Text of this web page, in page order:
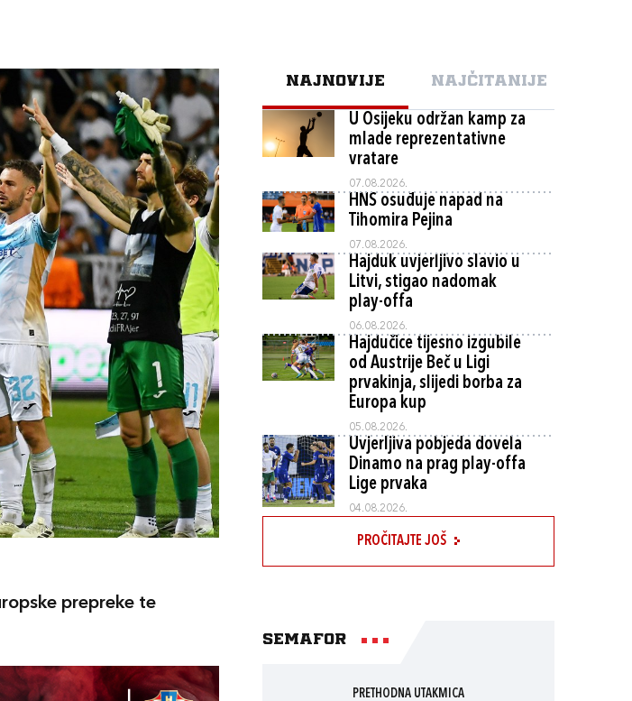
prepreke te
NAJNOVIJE NAJČITANIJE
U Osijeku održan kamp za
mlade reprezentativne
vratare
07.08.2026.
HNS osuđuje napad na
Tihomira Pejina
07.08.2026.
Hajduk uvjerljivo slavio u
Litvi, stigao nadomak
play-offa
06.08.2026.
Hajdučice tijesno izgubile
od Austrije Beč u Ligi
prvakinja, slijedi borba za
Europa kup
05.08.2026.
Uvjerljiva pobjeda dovela
Dinamo na prag play-offa
Lige prvaka
04.08.2026.
PROČITAJTE JOŠ
Semafor
PRETHODNA UTAKMICA